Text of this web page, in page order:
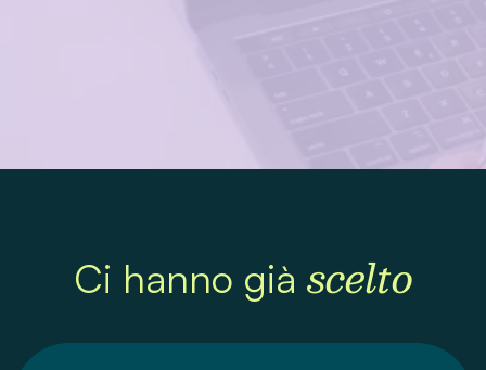
Vuoi che il tuo
successo?
Scrivici per raccontarci le tue esigenze e
Ci hanno già scelto